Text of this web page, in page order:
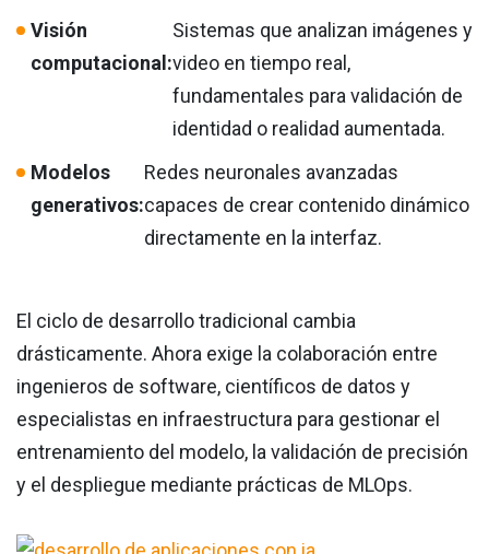
Visión
computacional:
Sistemas que analizan imágenes y
video en tiempo real,
fundamentales para validación de
identidad o realidad aumentada.
Modelos
generativos:
Redes neuronales avanzadas
capaces de crear contenido dinámico
directamente en la interfaz.
El ciclo de desarrollo tradicional cambia
drásticamente. Ahora exige la colaboración entre
ingenieros de software, científicos de datos y
especialistas en infraestructura para gestionar el
entrenamiento del modelo, la validación de precisión
y el despliegue mediante prácticas de MLOps.